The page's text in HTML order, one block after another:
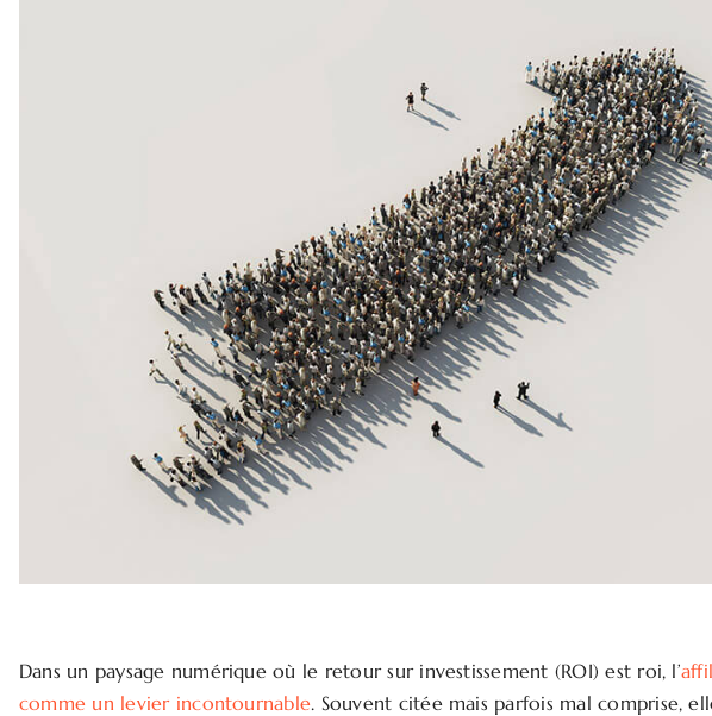
Dans un paysage numérique où le retour sur investissement (ROI) est roi, l’
comme un levier incontournable. Souvent citée mais parfois mal comprise,